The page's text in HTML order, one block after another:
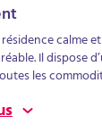
calme
Il dispose
les
du bien :Une